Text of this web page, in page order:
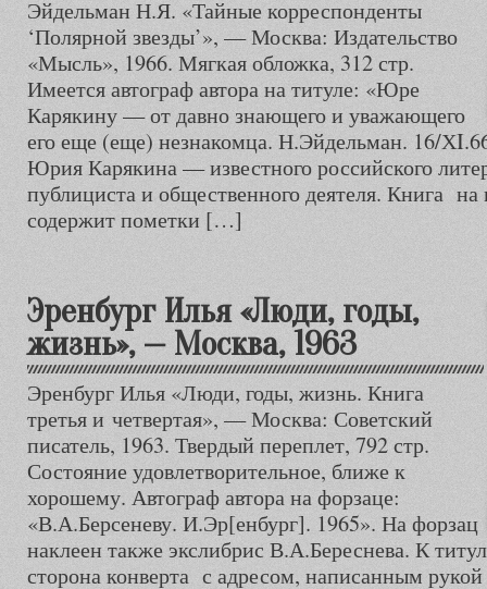
Эйдельман Н.Я. «Тайные корреспонденты
‘Полярной звезды’», — Москва: Издательство
«Мысль», 1966. Мягкая обложка, 312 стр.
Имеется автограф автора на титуле: «Юре
Карякину — от давно знающего и уважающего
его еще (еще) незнакомца. Н.Эйдельман. 16/
Юрия Карякина — известного российского
публициста и общественного деятеля. Книга на
содержит пометки […]
Эренбург Илья «Люди, годы,
жизнь», — Москва, 1963
Эренбург Илья «Люди, годы, жизнь. Книга
третья и четвертая», — Москва: Советский
писатель, 1963. Твердый переплет, 792 стр.
Состояние удовлетворительное, ближе к
хорошему. Автограф автора на форзаце:
«В.А.Берсеневу. И.Эр[енбург]. 1965». На форзац
наклеен также экслибрис В.А.Береснева. К
сторона конверта с адресом, написанным